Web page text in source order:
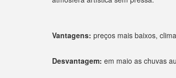
Vantagens: preços mais baixos,
Desvantagem: em maio as chuvas